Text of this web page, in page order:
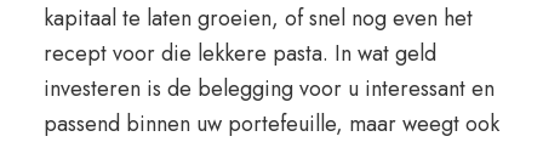
kapitaal te laten groeien, of snel nog even het
recept voor die lekkere pasta. In wat geld
investeren is de belegging voor u interessant en
passend binnen uw portefeuille, maar weegt ook